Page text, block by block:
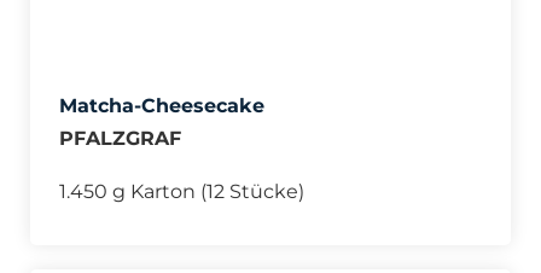
Matcha-Cheesecake
PFALZGRAF
1.450 g Karton (12 Stücke)